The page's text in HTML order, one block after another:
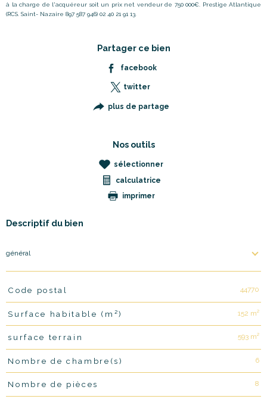
à la charge de l'acquéreur soit un prix net vendeur de 750 000€. Prestige Atlantique
(RCS. Saint- Nazaire 897 587 946) 02 40 21 91 13.
Partager ce bien
facebook
twitter
plus de partage
Nos outils
sélectionner
calculatrice
imprimer
Descriptif du bien
général
TRAD_PAMPERO_Caracteristique
Code postal 44770
Surface habitable (m²) 152 m²
surface terrain 593 m²
Nombre de chambre(s) 6
Nombre de pièces 8